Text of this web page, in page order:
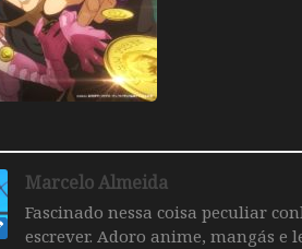
Marcelo Almeida
Fascinado nessa coisa peculiar
escrever. Adoro anime, mangás e